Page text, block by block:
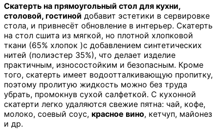
Скатерть на прямоугольный стол для кухни,
столовой, гостиной добавит эстетики в сервировке
стола, и привнесёт обновление в интерьер. Скатерть
на стол сшита из мягкой, но плотной хлопковой
ткани (65% хлопок )с добавлением синтетических
нитей (полиэстер 35%), что делает изделие
практичным, износостойким и безопасным. Кроме
того, скатерть имеет водоотталкивающую пропитку,
поэтому пролитую жидкость можно без труда
убрать, промокнув сухой салфеткой. С кухонной
скатерти легко удаляются свежие пятна: чай, кофе,
молоко, соевый соус, красное вино, кетчуп, майонез
и др.